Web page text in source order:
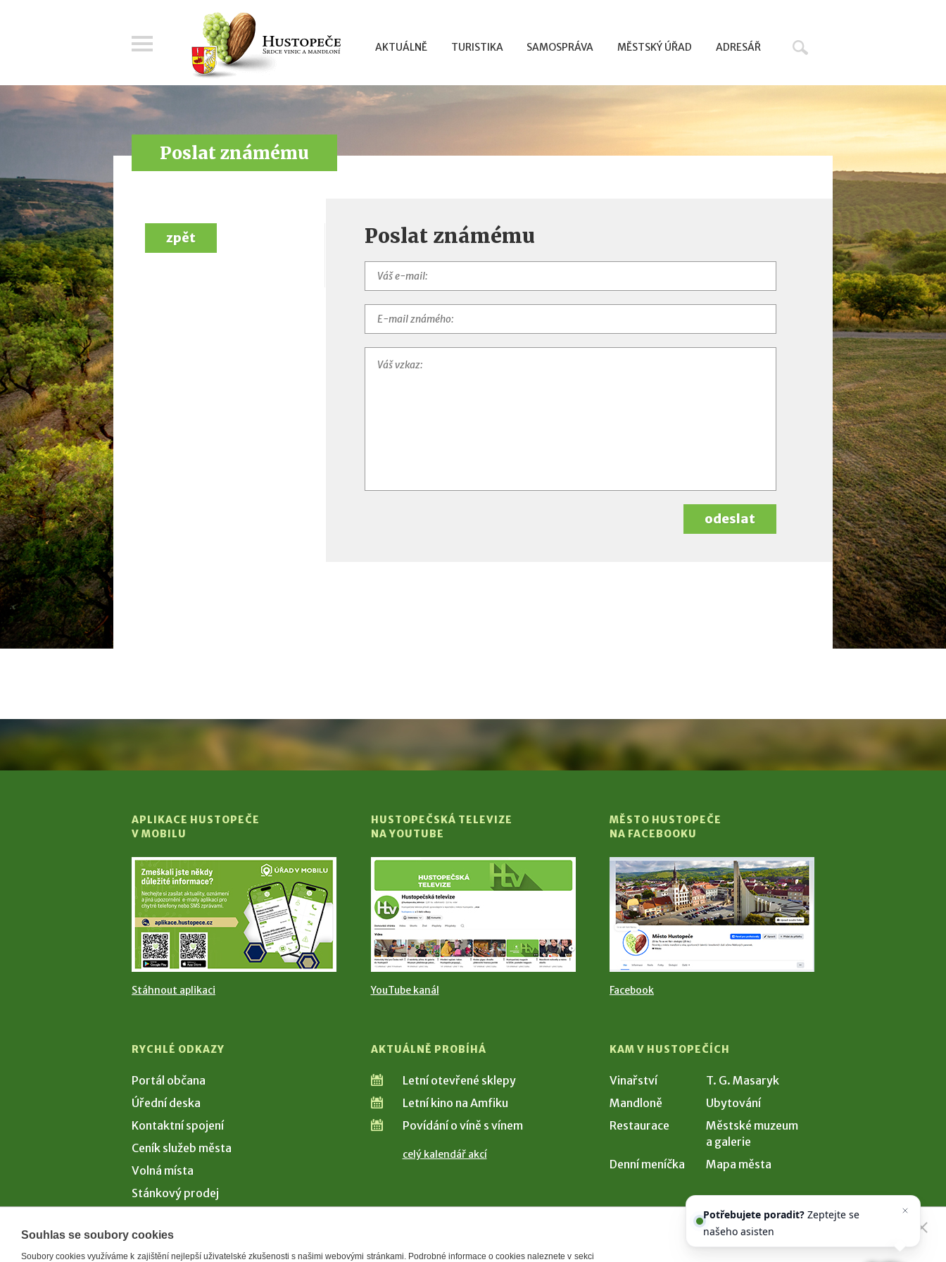
AKTUÁLNĚ TURISTIKA SAMOSPRÁVA MĚSTSKÝ ÚŘAD ADRESÁŘ
Poslat známému
Poslat známému
odeslat
zpět
APLIKACE HUSTOPEČE
V MOBILU
Stáhnout aplikaci
HUSTOPEČSKÁ TELEVIZE
NA YOUTUBE
YouTube kanál
MĚSTO HUSTOPEČE
NA FACEBOOKU
Facebook
RYCHLÉ ODKAZY
Portál občana
Úřední deska
Kontaktní spojení
Ceník služeb města
Volná místa
Stánkový prodej
AKTUÁLNĚ PROBÍHÁ
Letní otevřené sklepy
Letní kino na Amfiku
Povídání o víně s vínem
celý kalendář akcí
KAM V HUSTOPEČÍCH
Vinařství
T. G. Masaryk
Mandloně
Ubytování
Restaurace
Městské muzeum
a galerie
Denní meníčka
Mapa města
Souhlas se soubory cookies
Soubory cookies využíváme k zajištění nejlepší uživatelské zkušenosti s našimi webovými stránkami. Podrobné informace o cookies naleznete v sekci
Potřebujete poradit?Zeptejte se
našeho asistenta